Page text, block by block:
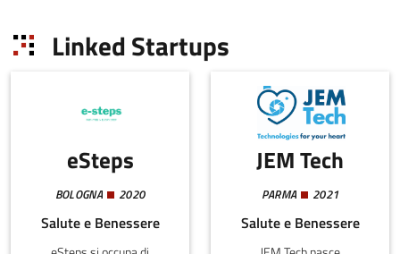
Linked Startups
eSteps
BOLOGNA 2020
Salute e Benessere
JEM Tech
PARMA 2021
Salute e Benessere